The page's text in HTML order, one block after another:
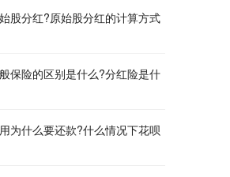
股分红?原始股分红的计算方式
保险的区别是什么?分红险是什
为什么要还款?什么情况下花呗